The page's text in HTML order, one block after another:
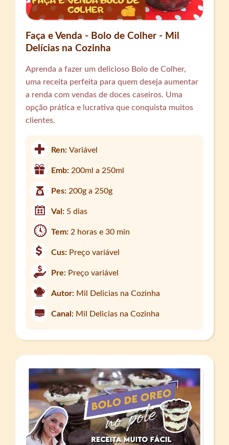
Faça e Venda - Bolo de Colher - Mil
Delícias na Cozinha
Aprenda a fazer um delicioso Bolo de Colher,
uma receita perfeita para quem deseja aumentar
a renda com vendas de doces caseiros. Uma
opção prática e lucrativa que conquista muitos
clientes.
Ren:Variável
Emb: 200ml a 250ml
Pes: 200g a 250g
Val: 5 dias
Tem: 2 horas e 30 min
Cus: Preço variável
Pre: Preço variável
Autor: Mil Delicias na Cozinha
Canal: Mil Delicias na Cozinha